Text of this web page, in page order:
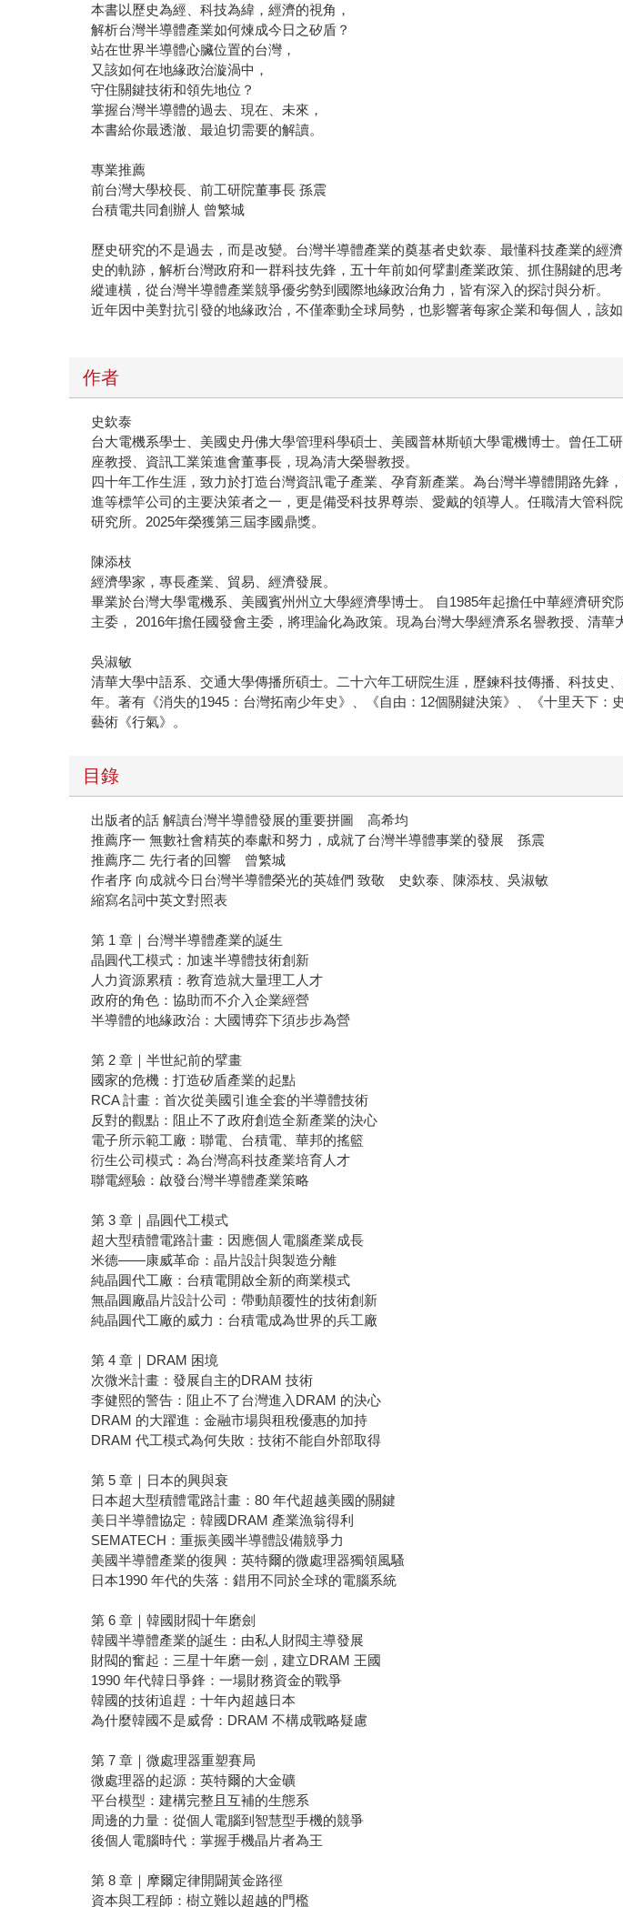
本書以歷史為經、科技為緯，經濟的視角，
解析台灣半導體產業如何煉成今日之矽盾？
站在世界半導體心臟位置的台灣，
又該如何在地緣政治漩渦中，
守住關鍵技術和領先地位？
掌握台灣半導體的過去、現在、未來，
本書給你最透澈、最迫切需要的解讀。
專業推薦
前台灣大學校長、前工研院董事長 孫震
台積電共同創辦人 曾繁城
歷史研究的不是過去，而是改變。台灣半導體產業的奠基者史欽泰、最懂科技產業的
史的軌跡，解析台灣政府和一群科技先鋒，五十年前如何擘劃產業政策、抓住關鍵的
縱連橫，從台灣半導體產業競爭優劣勢到國際地緣政治角力，皆有深入的探討與分析。
近年因中美對抗引發的地緣政治，不僅牽動全球局勢，也影響著每家企業和每個人，該
作者
史欽泰
台大電機系學士、美國史丹佛大學管理科學碩士、美國普林斯頓大學電機博士。曾任
座教授、資訊工業策進會董事長，現為清大榮譽教授。
四十年工作生涯，致力於打造台灣資訊電子產業、孕育新產業。為台灣半導體開路先
進等標竿公司的主要決策者之一，更是備受科技界尊崇、愛戴的領導人。任職清大管
研究所。2025年榮獲第三屆李國鼎獎。
陳添枝
經濟學家，專長產業、貿易、經濟發展。
畢業於台灣大學電機系、美國賓州州立大學經濟學博士。 自1985年起擔任中華經濟研
主委， 2016年擔任國發會主委，將理論化為政策。現為台灣大學經濟系名譽教授、清華
吳淑敏
清華大學中語系、交通大學傳播所碩士。二十六年工研院生涯，歷鍊科技傳播、科技
年。著有《消失的1945：台灣拓南少年史》、《自由：12個關鍵決策》、《十里天下
藝術《行氣》。
目錄
出版者的話 解讀台灣半導體發展的重要拼圖 高希均
推薦序一 無數社會精英的奉獻和努力，成就了台灣半導體事業的發展 孫震
推薦序二 先行者的回響 曾繁城
作者序 向成就今日台灣半導體榮光的英雄們 致敬 史欽泰、陳添枝、吳淑敏
縮寫名詞中英文對照表
第 1 章｜台灣半導體產業的誕生
晶圓代工模式：加速半導體技術創新
人力資源累積：教育造就大量理工人才
政府的角色：協助而不介入企業經營
半導體的地緣政治：大國博弈下須步步為營
第 2 章｜半世紀前的擘畫
國家的危機：打造矽盾產業的起點
RCA 計畫：首次從美國引進全套的半導體技術
反對的觀點：阻止不了政府創造全新產業的決心
電子所示範工廠：聯電、台積電、華邦的搖籃
衍生公司模式：為台灣高科技產業培育人才
聯電經驗：啟發台灣半導體產業策略
第 3 章｜晶圓代工模式
超大型積體電路計畫：因應個人電腦產業成長
米德——康威革命：晶片設計與製造分離
純晶圓代工廠：台積電開啟全新的商業模式
無晶圓廠晶片設計公司：帶動顛覆性的技術創新
純晶圓代工廠的威力：台積電成為世界的兵工廠
第 4 章｜DRAM 困境
次微米計畫：發展自主的DRAM 技術
李健熙的警告：阻止不了台灣進入DRAM 的決心
DRAM 的大躍進：金融市場與租稅優惠的加持
DRAM 代工模式為何失敗：技術不能自外部取得
第 5 章｜日本的興與衰
日本超大型積體電路計畫：80 年代超越美國的關鍵
美日半導體協定：韓國DRAM 產業漁翁得利
SEMATECH：重振美國半導體設備競爭力
美國半導體產業的復興：英特爾的微處理器獨領風騷
日本1990 年代的失落：錯用不同於全球的電腦系統
第 6 章｜韓國財閥十年磨劍
韓國半導體產業的誕生：由私人財閥主導發展
財閥的奮起：三星十年磨一劍，建立DRAM 王國
1990 年代韓日爭鋒：一場財務資金的戰爭
韓國的技術追趕：十年內超越日本
為什麼韓國不是威脅：DRAM 不構成戰略疑慮
第 7 章｜微處理器重塑賽局
微處理器的起源：英特爾的大金礦
平台模型：建構完整且互補的生態系
周邊的力量：從個人電腦到智慧型手機的競爭
後個人電腦時代：掌握手機晶片者為王
第 8 章｜摩爾定律開闢黃金路徑
資本與工程師：樹立難以超越的門檻